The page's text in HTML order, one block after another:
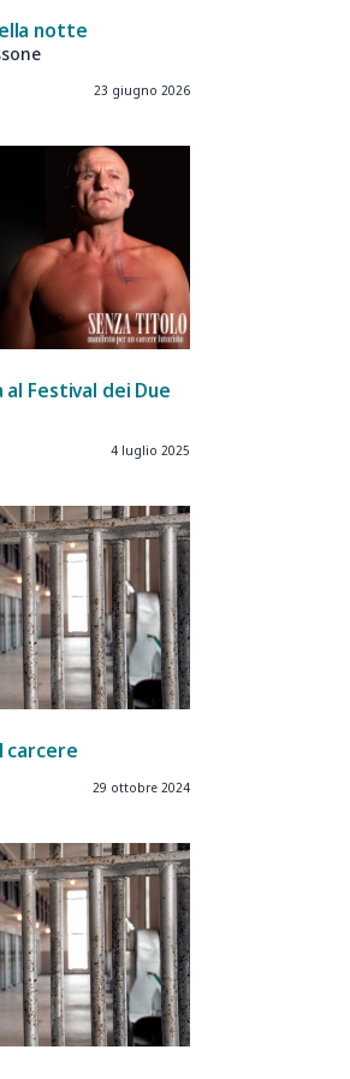
notte
23 giugno 2026
Festival dei Due
4 luglio 2025
carcere
29 ottobre 2024